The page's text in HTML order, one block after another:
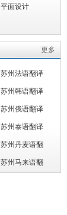
平面设计
更多
苏州法语翻译
苏州韩语翻译
苏州俄语翻译
苏州泰语翻译
苏州丹麦语翻
苏州马来语翻